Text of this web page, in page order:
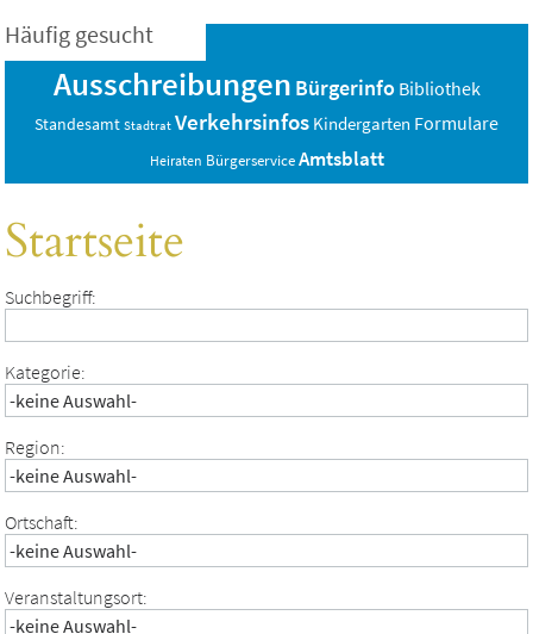
Häufig gesucht
Ausschreibungen Bürgerinfo Bibliothek
Standesamt Stadtrat Verkehrsinfos Kindergarten Formulare
Heiraten Bürgerservice Amtsblatt
Startseite
Suchbegriff:
Kategorie:
Region:
Ortschaft:
Veranstaltungsort: